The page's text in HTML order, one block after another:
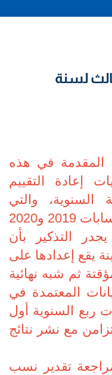
لسنة
المقدمة في هذه
إعادة التقييم
السنوية، والتي
أفرزت إلى مراجعة نتائج حسابات 2019 و2020
يجدر التذكير بأن
يقع إعدادها على
ثم شبه نهائية
المعتمدة في
ربع السنوية أول
مع نشر نتائج
تقدير نسب